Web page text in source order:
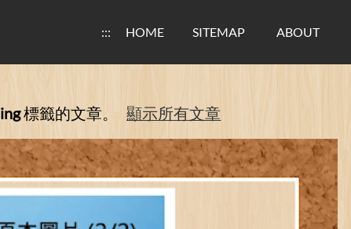
::: HOME SITEMAP ABOUT
標籤的文章。 顯示所有文章